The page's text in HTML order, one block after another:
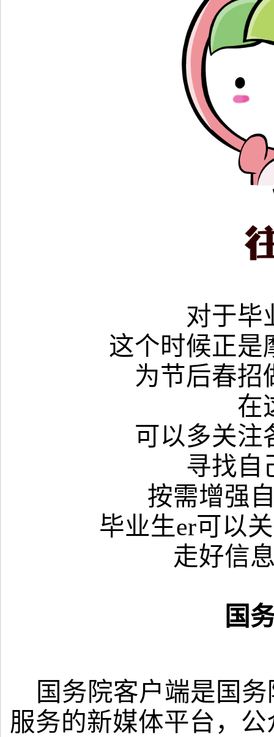
对于毕
这个时候正是
为节后春招
在
可以多关注
寻找自
按需增强
毕业生er可以
走好信
国
国务院客户端是国
服务的新媒体平台，